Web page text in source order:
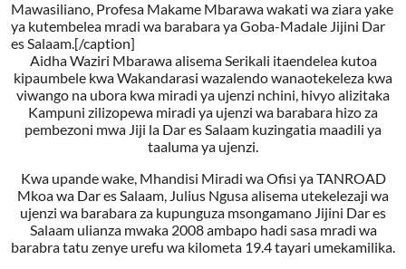
Mawasiliano, Profesa Makame Mbarawa wakati wa ziara yake
ya kutembelea mradi wa barabara ya Goba-Madale Jijini Dar
es Salaam.[/caption]
Aidha Waziri Mbarawa alisema Serikali itaendelea kutoa
kipaumbele kwa Wakandarasi wazalendo wanaotekeleza kwa
viwango na ubora kwa miradi ya ujenzi nchini, hivyo alizitaka
Kampuni zilizopewa miradi ya ujenzi wa barabara hizo za
pembezoni mwa Jiji la Dar es Salaam kuzingatia maadili ya
taaluma ya ujenzi.
Kwa upande wake, Mhandisi Miradi wa Ofisi ya TANROAD
Mkoa wa Dar es Salaam, Julius Ngusa alisema utekelezaji wa
ujenzi wa barabara za kupunguza msongamano Jijini Dar es
Salaam ulianza mwaka 2008 ambapo hadi sasa mradi wa
barabra tatu zenye urefu wa kilometa 19.4 tayari umekamilika.